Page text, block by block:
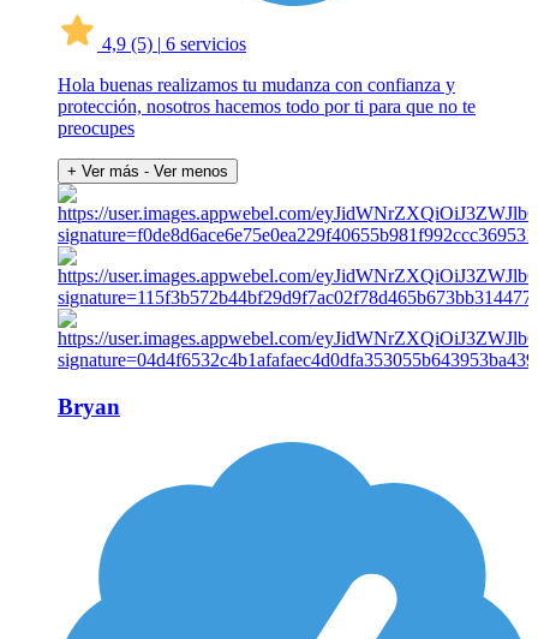
4,9 (5) | 6 servicios
Hola buenas realizamos tu mudanza con confianza y
protección, nosotros hacemos todo por ti para que no te
preocupes
+ Ver más - Ver menos
Bryan